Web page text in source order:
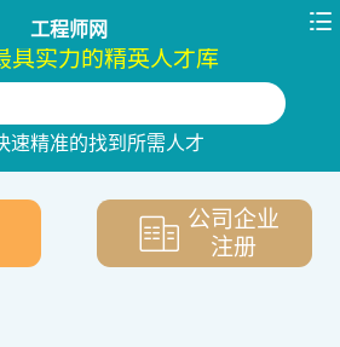
工程师网 
具实力的精英人才库
速精准的找到所需人才
下拉刷新
公司企业
注册